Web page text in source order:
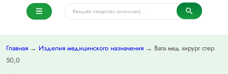
Главная → Изделия медицинского назначения → Вата мед хирург стер
50,0